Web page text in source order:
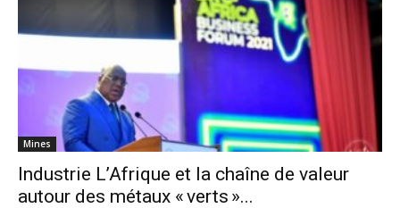
Mines
Industrie L’Afrique et la chaîne de valeur
autour des métaux « verts »...